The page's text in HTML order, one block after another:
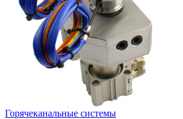
Горячеканальные системы